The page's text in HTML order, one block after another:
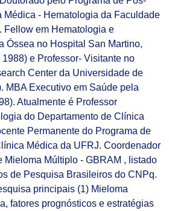
Médica - Hematologia da Faculdade
Fellow em Hematologia e
Óssea no Hospital San Martino,
e Professor- Visitante no
Center da Universidade de
MBA Executivo em Saúde pela
Atualmente é Professor
do Departamento de Clínica
Permanente do Programa de
Médica da UFRJ. Coordenador
Mieloma Múltiplo - GBRAM , listado
de Pesquisa Brasileiros do CNPq.
principais (1) Mieloma
fatores prognósticos e estratégias